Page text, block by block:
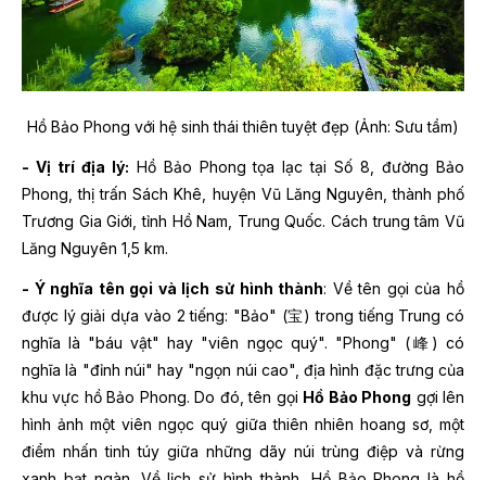
Hồ Bảo Phong với hệ sinh thái thiên tuyệt đẹp (Ảnh: Sưu tầm)
- Vị trí địa lý: Hồ Bảo Phong tọa lạc tại Số 8, đường Bảo
Phong, thị trấn Sách Khê, huyện Vũ Lăng Nguyên, thành phố
Trương Gia Giới, tỉnh Hồ Nam, Trung Quốc. Cách trung tâm Vũ
Lăng Nguyên 1,5 km.
- Ý nghĩa tên gọi và lịch sử hình thành: Về tên gọi của hồ
được lý giải dựa vào 2 tiếng: "Bảo" (宝) trong tiếng Trung có
nghĩa là "báu vật" hay "viên ngọc quý". "Phong" (峰) có
nghĩa là "đỉnh núi" hay "ngọn núi cao", địa hình đặc trưng của
khu vực hồ Bảo Phong. Do đó, tên gọi Hồ Bảo Phong gợi lên
hình ảnh một viên ngọc quý giữa thiên nhiên hoang sơ, một
điểm nhấn tinh túy giữa những dãy núi trùng điệp và rừng